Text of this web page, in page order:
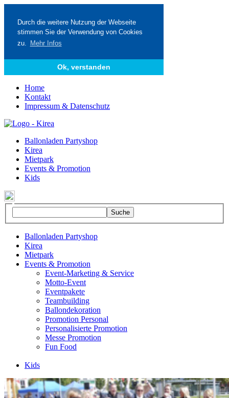
Durch die weitere Nutzung der Webseite
stimmen Sie der Verwendung von Cookies
zu.
Mehr Infos
Ok, verstanden
Home
Kontakt
Impressum & Datenschutz
Ballonladen Partyshop
Kirea
Mietpark
Events & Promotion
Kids
Ballonladen Partyshop
Kirea
Mietpark
Events & Promotion
Event-Marketing & Service
Motto-Event
Eventpakete
Teambuilding
Ballondekoration
Promotion Personal
Personalisierte Promotion
Messe Promotion
Fun Food
Kids